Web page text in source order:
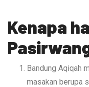
Kenapa
Bandung Aqiqah
masakan berupa